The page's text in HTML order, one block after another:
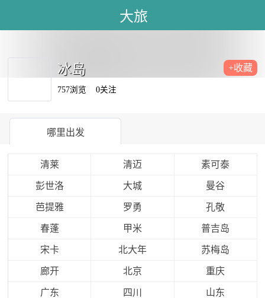
大旅
冰岛 +收藏
757浏览 0关注
哪里出发
清莱 清迈 素可泰
彭世洛 大城 曼谷
芭提雅 罗勇 孔敬
春蓬 甲米 普吉岛
宋卡 北大年 苏梅岛
廊开 北京 重庆
广东 四川 山东